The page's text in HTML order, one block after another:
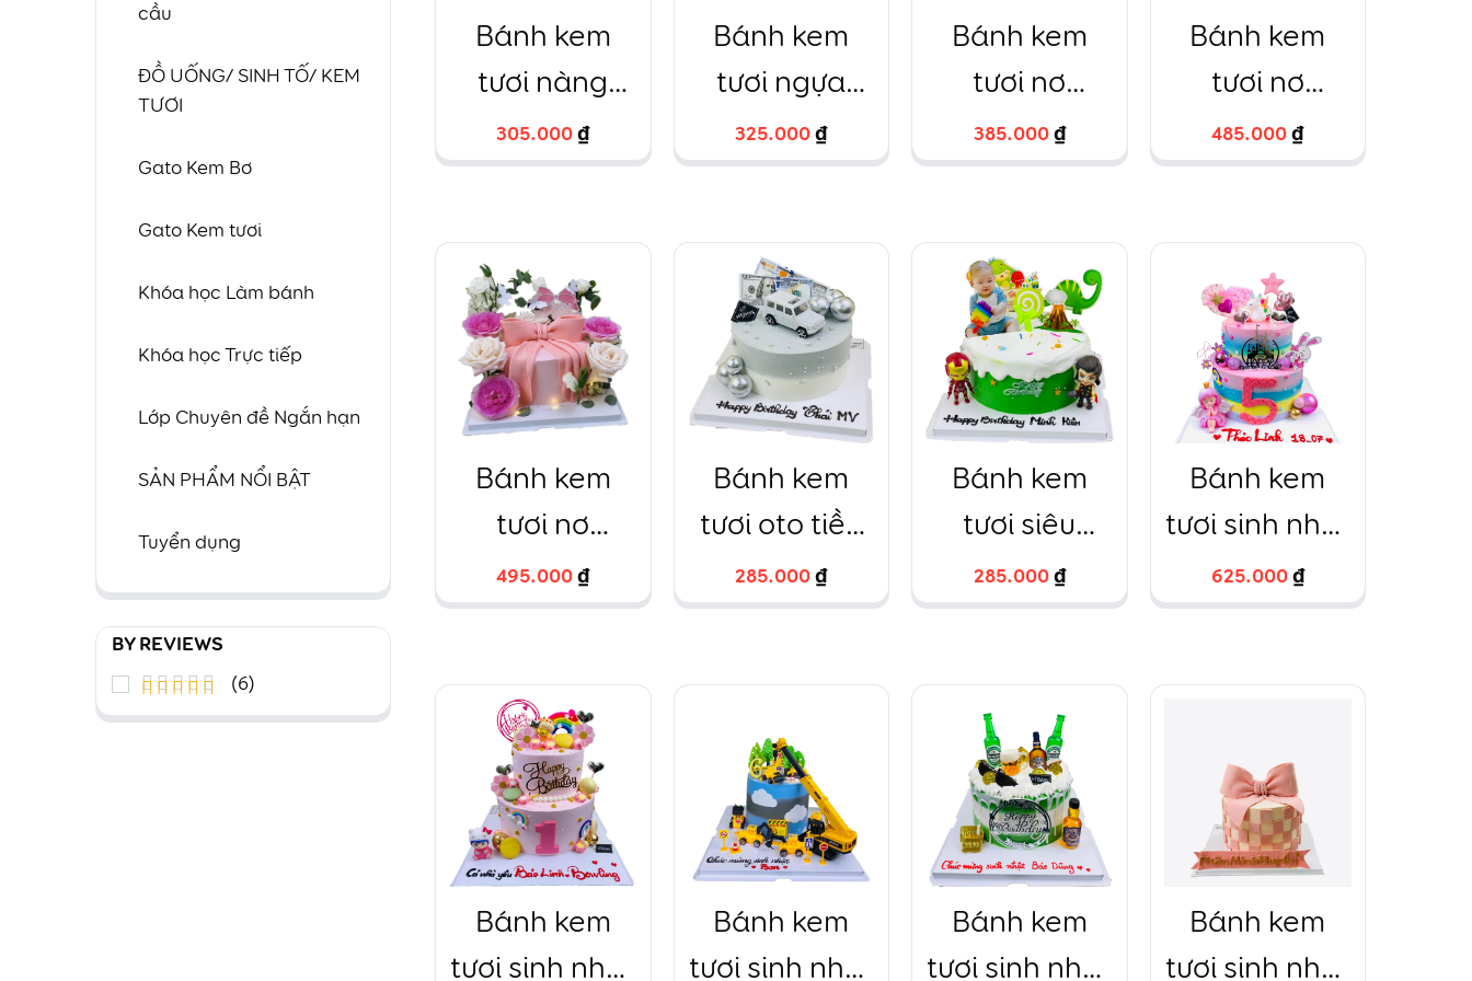
Bánh kem
tươi nàng
tiên cá trang
trí họa tiết
305.000₫
305.000₫
Bánh kem
tươi ngựa
pony đáng iu
325.000₫
325.000₫
Bánh kem
tươi nơ
fondant sang
choảnh
385.000₫
385.000₫
Bánh kem
tươi nơ
fondant sang
choảnh màu
485.000₫
485.000₫
Bánh kem
tươi nơ
fondant và
hoa tươi
495.000₫
495.000₫
Bánh kem
tươi oto tiền
đô xám
285.000₫
285.000₫
Bánh kem
tươi siêu
nhân in ảnh
285.000₫
285.000₫
Bánh kem
tươi sinh nhật
2 tầng ngựa
Pony 7 sắc
15cm – 14
625.000₫
625.000₫
Bánh kem
tươi sinh nhật
Bánh kem
tươi sinh nhật
Bánh kem
tươi sinh nhật
Bánh kem
tươi sinh nhật
cầu
ĐỒ UỐNG/ SINH TỐ/ KEM
TƯƠI
Gato Kem Bơ
Gato Kem tươi
Khóa học Làm bánh
Khóa học Trực tiếp
Lớp Chuyên đề Ngắn hạn
SẢN PHẨM NỔI BẬT
Tuyển dụng
BY REVIEWS
Được xếp
(6)